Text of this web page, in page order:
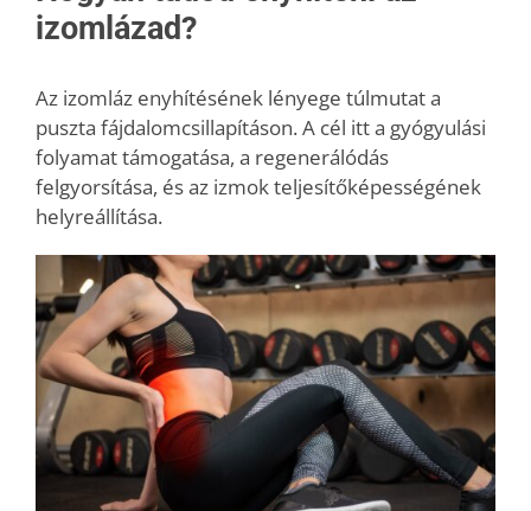
izomlázad?
Az izomláz enyhítésének lényege túlmutat a
puszta fájdalomcsillapításon. A cél itt a gyógyulási
folyamat támogatása, a regenerálódás
felgyorsítása, és az izmok teljesítőképességének
helyreállítása.